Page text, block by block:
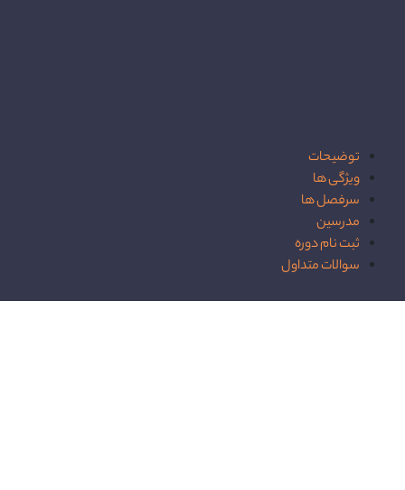
توضیحات
ویژگی ها
سرفصل ها
مدرسین
ثبت نام دوره
سوالات متداول